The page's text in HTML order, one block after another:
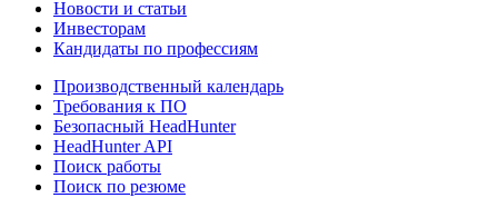
Новости и статьи
Инвесторам
Кандидаты по профессиям
Производственный календарь
Требования к ПО
Безопасный HeadHunter
HeadHunter API
Поиск работы
Поиск по резюме